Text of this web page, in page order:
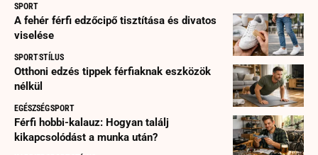
SPORT
A fehér férfi edzőcipő tisztítása és divatos
viselése
SPORTSTÍLUS
Otthoni edzés tippek férfiaknak eszközök
nélkül
EGÉSZSÉGSPORT
Férfi hobbi-kalauz: Hogyan találj
kikapcsolódást a munka után?